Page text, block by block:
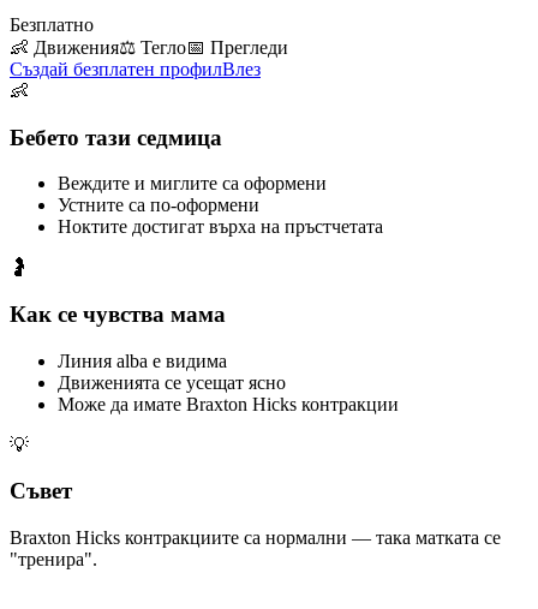
Безплатно
👶 Движения⚖️ Тегло📅 Прегледи
Създай безплатен профилВлез
👶
Бебето тази седмица
Веждите и миглите са оформени
Устните са по-оформени
Ноктите достигат върха на пръстчетата
🤰
Как се чувства мама
Линия alba е видима
Движенията се усещат ясно
Може да имате Braxton Hicks контракции
💡
Съвет
Braxton Hicks контракциите са нормални — така матката се
"тренира".